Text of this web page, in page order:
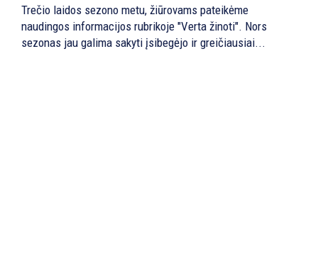
Trečio laidos sezono metu, žiūrovams pateikėme
naudingos informacijos rubrikoje "Verta žinoti". Nors
sezonas jau galima sakyti įsibegėjo ir greičiausiai...